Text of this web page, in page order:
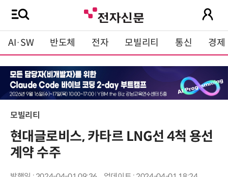
AI·SW 반도체 전자 모빌리티 통신 경제
모빌리티
현대글로비스, 카타르 LNG선 4척 용선
계약 수주